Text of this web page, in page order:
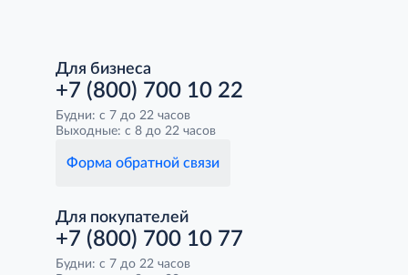
Для бизнеса
+7 (800) 700 10 22
Будни: с 7 до 22 часов
Выходные: с 8 до 22 часов
Форма обратной связи
Для покупателей
+7 (800) 700 10 77
Будни: с 7 до 22 часов